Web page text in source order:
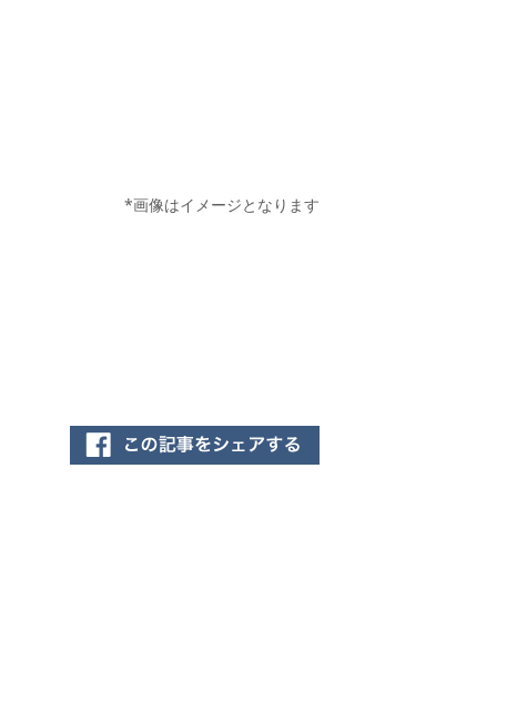
*画像はイメージとなります